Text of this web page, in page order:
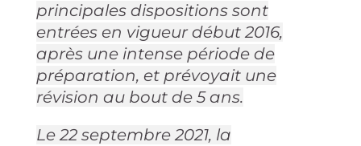
principales dispositions sont
entrées en vigueur début 2016,
après une intense période de
préparation, et prévoyait une
révision au bout de 5 ans.
Le 22 septembre 2021, la